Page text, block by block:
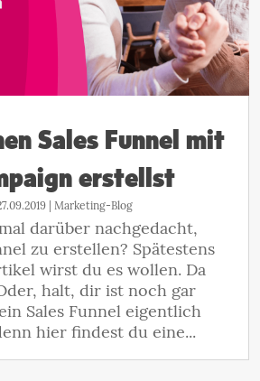
Sales Funnel mit
erstellst
Marketing-Blog
darüber nachgedacht,
zu erstellen? Spätestens
wirst du es wollen. Da
halt, dir ist noch gar
Sales Funnel eigentlich
hier findest du eine...